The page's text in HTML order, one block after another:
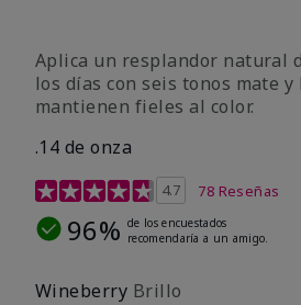
Aplica un resplandor natural
los días con seis tonos mate
mantienen fieles al color.
.14 de onza
Calificación de clientes de 4,3
4.7 78 Reseñas
96% de los encuestados
recomendaría a un amigo.
Wineberry Brillo